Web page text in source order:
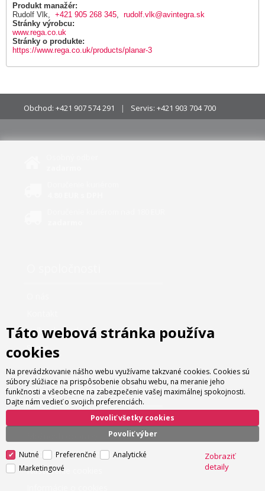
Produkt manažér:
Rudolf Vlk, +421 905 268 345, rudolf.vlk@avintegra.sk
Stránky výrobcu:
www.rega.co.uk
Stránky o produkte:
https://www.rega.co.uk/products/planar-3
Obchod: +421 907 574 291 Servis: +421 903 704 700
Veľkoobchod
Servis
Ako nakupovať
Obchodné podmienky
Nastavenie cookies
Táto webová stránka používa
cookies
Na prevádzkovanie nášho webu využívame takzvané cookies. Cookies sú
súbory slúžiace na prispôsobenie obsahu webu, na meranie jeho
funkčnosti a všeobecne na zabezpečenie vašej maximálnej spokojnosti.
Dajte nám vedieť o svojich preferenciách.
Povoliť výber
Povoliť všetky cookies
Nutné Preferenčné
Analytické
Marketingové
Zobraziť
detaily